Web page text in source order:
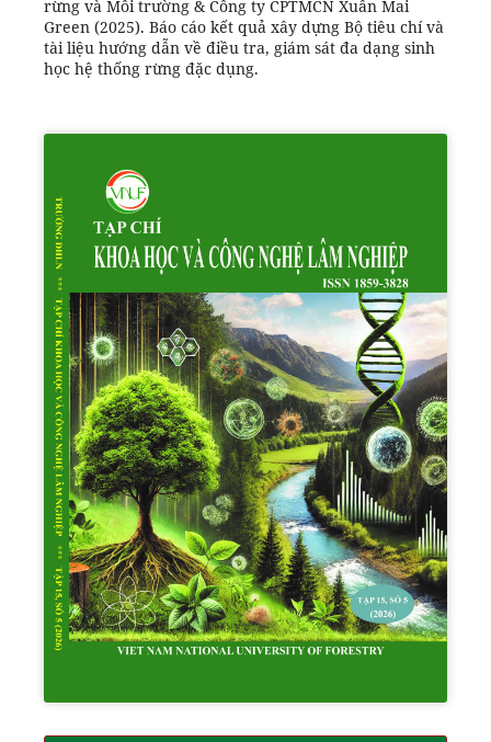
rừng và Môi trường & Công ty CPTMCN Xuân Mai
Green (2025). Báo cáo kết quả xây dựng Bộ tiêu chí và
tài liệu hướng dẫn về điều tra, giám sát đa dạng sinh
học hệ thống rừng đặc dụng.